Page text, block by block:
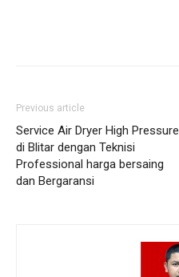
Previous article
Service Air Dryer High Pressure
di Blitar dengan Teknisi
Professional harga bersaing
dan Bergaransi